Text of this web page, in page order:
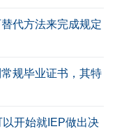
代方法来完成规定
规毕业证书，其特
开始就IEP做出决